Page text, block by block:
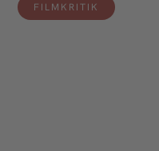
FILMKRITIK